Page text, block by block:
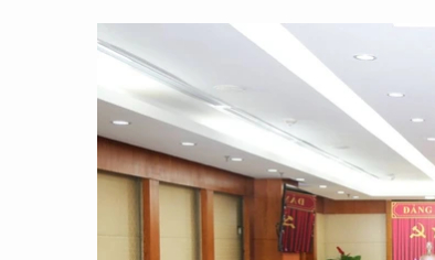
CON ĐƯỜNG KHỞI NGHIỆP